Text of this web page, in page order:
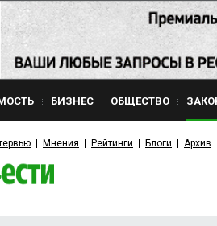
БИЗНЕС ОБЩЕСТВО
Мнения Рейтинги Блоги Архив